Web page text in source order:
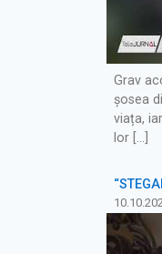
Grav
șosea
viața,
lor […]